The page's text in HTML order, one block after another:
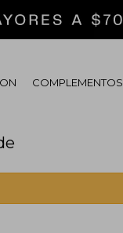
COMPLEMENTOS